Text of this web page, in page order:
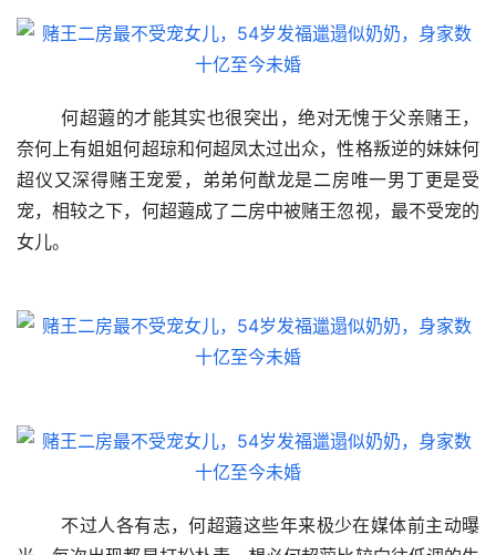
	何超蕸的才能其实也很突出，绝对无愧于父亲赌王，
奈何上有姐姐何超琼和何超凤太过出众，性格叛逆的妹妹何
超仪又深得赌王宠爱，弟弟何猷龙是二房唯一男丁更是受
宠，相较之下，何超蕸成了二房中被赌王忽视，最不受宠的
女儿。